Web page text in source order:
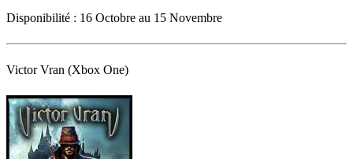
Disponibilité : 16 Octobre au 15 Novembre
Victor Vran (Xbox One)